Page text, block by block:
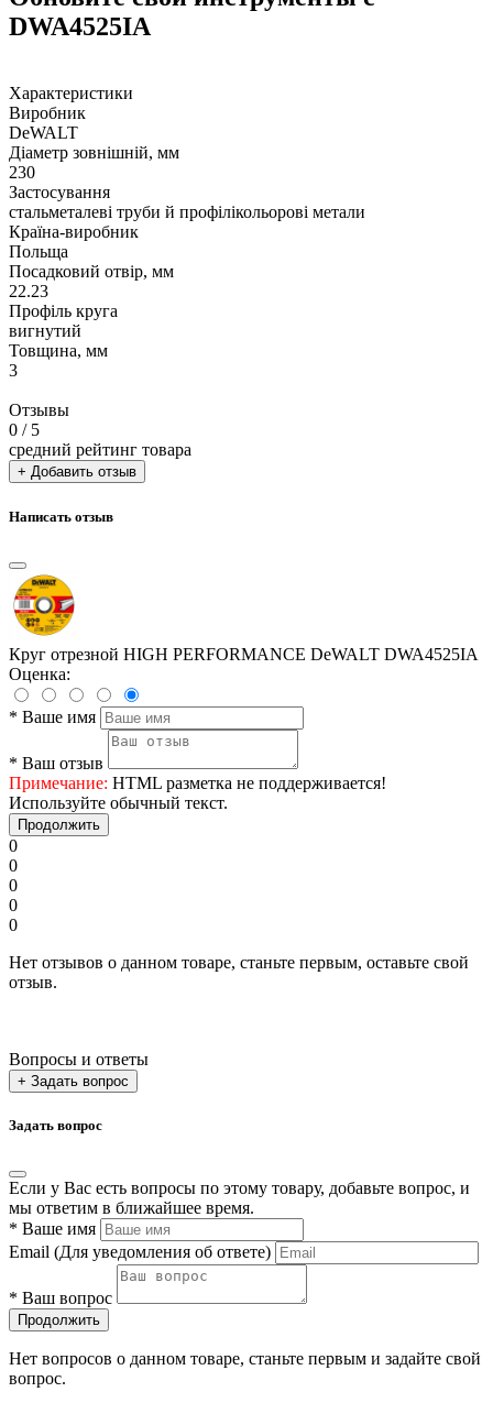
DWA4525IA
Характеристики
Виробник
DeWALT
Діаметр зовнішній, мм
230
Застосування
стальметалеві труби й профілікольорові метали
Країна-виробник
Польща
Посадковий отвір, мм
22.23
Профіль круга
вигнутий
Товщина, мм
3
Отзывы
0 / 5
средний рейтинг товара
+ Добавить отзыв
Написать отзыв
Круг отрезной HIGH PERFORMANCE DeWALT DWA4525IA
Оценка:
* Ваше имя
* Ваш отзыв
Примечание: HTML разметка не поддерживается!
Используйте обычный текст.
Продолжить
0
0
0
0
0
Нет отзывов о данном товаре, станьте первым, оставьте свой
отзыв.
Вопросы и ответы
+ Задать вопрос
Задать вопрос
Если у Вас есть вопросы по этому товару, добавьте вопрос, и
мы ответим в ближайшее время.
* Ваше имя
Email (Для уведомления об ответе)
* Ваш вопрос
Продолжить
Нет вопросов о данном товаре, станьте первым и задайте свой
вопрос.